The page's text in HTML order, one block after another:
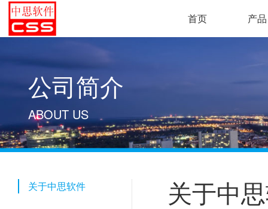
首页 产品
公司简介
ABOUT US
关于中思软件 关于中